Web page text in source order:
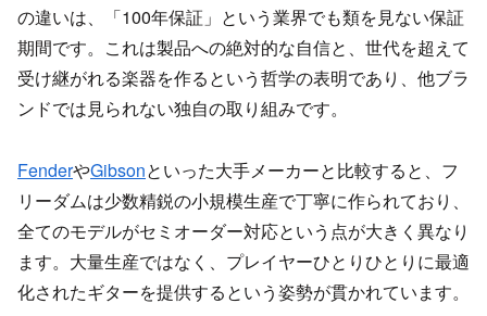
の違いは、「100年保証」という業界でも類を見ない保証
期間です。これは製品への絶対的な自信と、世代を超えて
受け継がれる楽器を作るという哲学の表明であり、他ブラ
ンドでは見られない独自の取り組みです。
FenderやGibsonといった大手メーカーと比較すると、フ
リーダムは少数精鋭の小規模生産で丁寧に作られており、
全てのモデルがセミオーダー対応という点が大きく異なり
ます。大量生産ではなく、プレイヤーひとりひとりに最適
化されたギターを提供するという姿勢が貫かれています。